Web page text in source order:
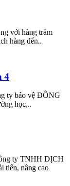
với hàng trăm
hàng đến..
4
ty bảo vệ ĐÔNG
học,..
ty TNHH DỊCH
nâng cao